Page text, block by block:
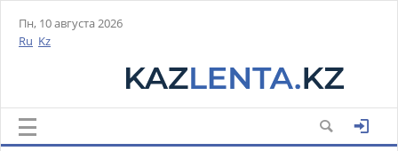
Пн, 10 августа 2026
Ru Kz